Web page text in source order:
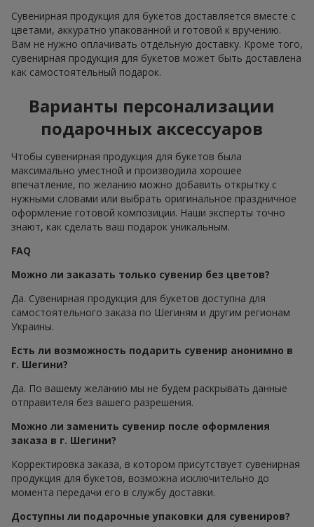
Сувенирная продукция для букетов доставляется вместе с
цветами, аккуратно упакованной и готовой к вручению.
Вам не нужно оплачивать отдельную доставку. Кроме того,
сувенирная продукция для букетов может быть доставлена
как самостоятельный подарок.
Варианты персонализации
подарочных аксессуаров
Чтобы сувенирная продукция для букетов была
максимально уместной и производила хорошее
впечатление, по желанию можно добавить открытку с
нужными словами или выбрать оригинальное праздничное
оформление готовой композиции. Наши эксперты точно
знают, как сделать ваш подарок уникальным.
FAQ
Можно ли заказать только сувенир без цветов?
Да. Сувенирная продукция для букетов доступна для
самостоятельного заказа по Шегиням и другим регионам
Украины.
Есть ли возможность подарить сувенир анонимно в
г. Шегини?
Да. По вашему желанию мы не будем раскрывать данные
отправителя без вашего разрешения.
Можно ли заменить сувенир после оформления
заказа в г. Шегини?
Корректировка заказа, в котором присутствует сувенирная
продукция для букетов, возможна исключительно до
момента передачи его в службу доставки.
Доступны ли подарочные упаковки для сувениров?